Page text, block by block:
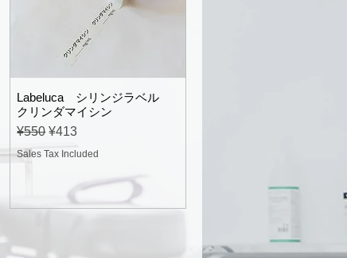
Labeluca シリンジラベル
クリンダマイシン
Regular Price
¥550 Sale Price
¥413
Sales Tax Included